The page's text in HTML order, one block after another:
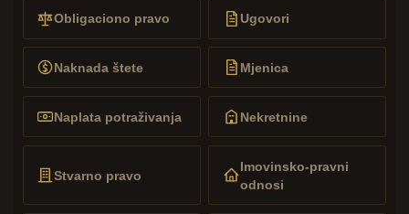
Obligaciono pravo Ugovori
Naknada štete Mjenica
Naplata potraživanja Nekretnine
Stvarno pravo
Imovinsko-pravni
odnosi